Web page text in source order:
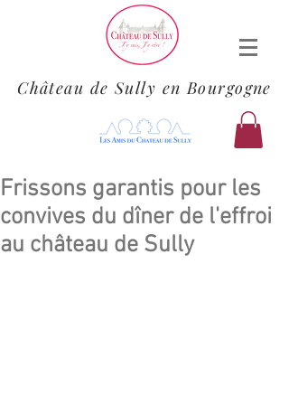
Château de Sully en Bourgogne
Frissons garantis pour les
convives du dîner de l'effroi
au château de Sully